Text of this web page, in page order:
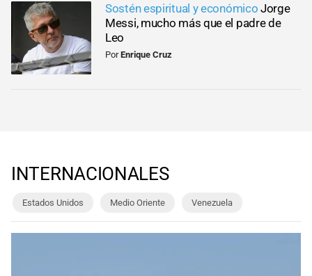
Sostén espiritual y económico Jorge
Messi, mucho más que el padre de
Leo
PorEnrique Cruz
INTERNACIONALES
Estados Unidos Medio Oriente Venezuela